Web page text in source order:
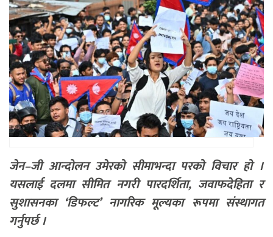
जेन–जी आन्दोलन उमेरको सीमाभन्दा परको विचार हो ।
यसलाई दलमा सीमित नगरी पारदर्शिता, जवाफदेहिता र
सुशासनका ‘डिफल्ट’ नागरिक मूल्यका रूपमा संस्थागत
गर्नुपर्छ ।